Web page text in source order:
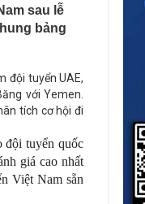
sau lễ
bảng
đội tuyển UAE,
với Yemen.
tích cơ hội đi
đội tuyển quốc
giá cao nhất
Việt Nam sẵn